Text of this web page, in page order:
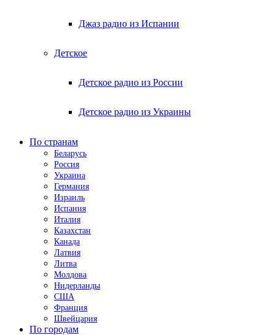
Джаз радио из Испании
Детское
Детское радио из России
Детское радио из Украины
По странам
Беларусь
Россия
Украина
Германия
Израиль
Испания
Италия
Казахстан
Канада
Латвия
Литва
Молдова
Нидерланды
США
Франция
Швейцария
По городам